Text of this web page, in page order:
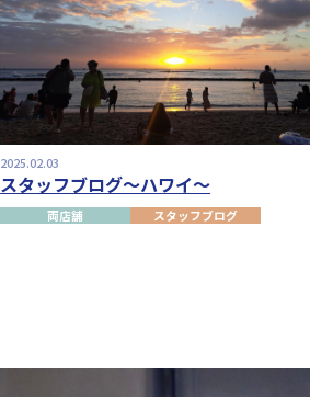
2025.02.03
スタッフブログ～ハワイ～
両店舗 スタッフブログ